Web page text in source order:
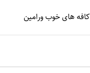
کافه های خوب ورامین